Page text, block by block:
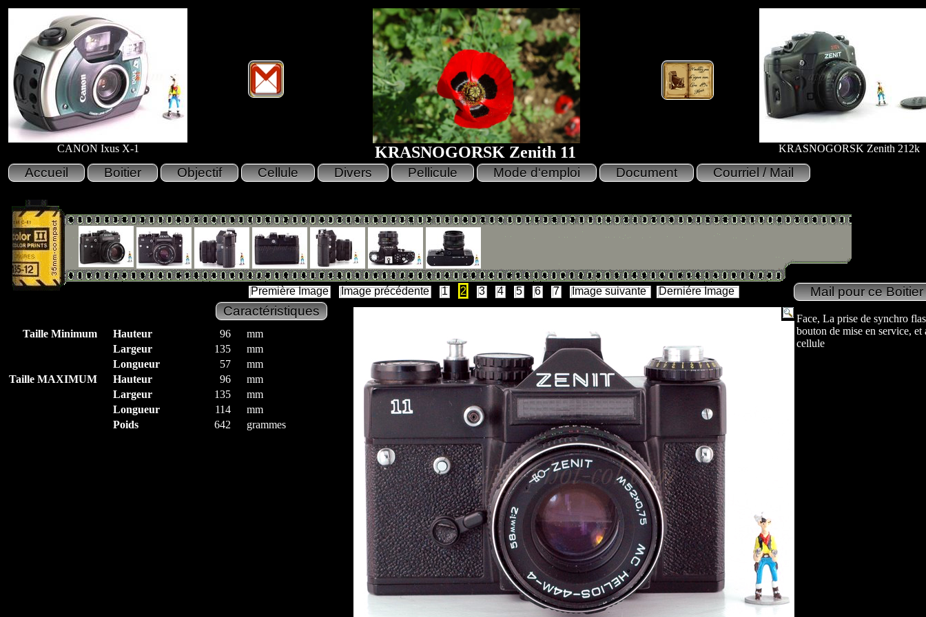
CANON Ixus X-1 KRASNOGORSK Zenith 212k
KRASNOGORSK Zenith 11
Première Image Image précédente 1 2 3 4 5 6 7 Image suivante Derniére Image
Taille Minimum Hauteur 96
mm
Largeur
135
mm
Longueur
57
mm
Taille MAXIMUM
Hauteur 96
mm
Largeur
135
mm
Longueur
114
mm
Poids
642 grammes
Face, La prise de synchro
bouton de mise en service,
cellule